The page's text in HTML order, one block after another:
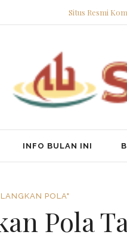
Situs Resmi
INFO BULAN INI
POLA"
Pola